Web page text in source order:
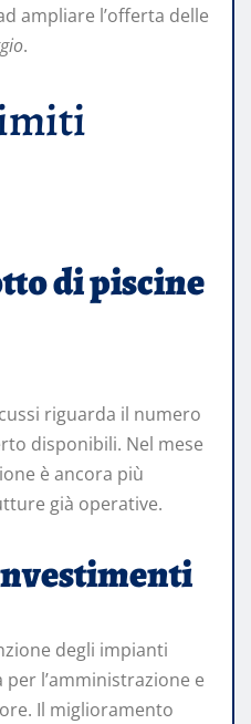
ampliare l’offerta delle
.
di piscine
riguarda il numero
disponibili. Nel mese
è ancora più
già operative.
degli impianti
l’amministrazione e
Il miglioramento